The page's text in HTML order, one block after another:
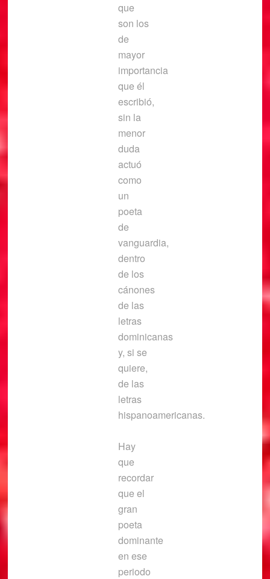
que
son los
de
mayor
importancia
que él
escribió,
sin la
menor
duda
actuó
como
un
poeta
de
vanguardia,
dentro
de los
cánones
de las
letras
dominicanas
y, si se
quiere,
de las
letras
hispanoamericanas.
Hay
que
recordar
que el
gran
poeta
dominante
en ese
periodo